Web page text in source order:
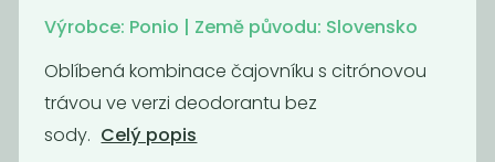
Výrobce: Ponio | Země původu: Slovensko
Oblíbená kombinace čajovníku s citrónovou
trávou ve verzi deodorantu bez
sody. Celý popis